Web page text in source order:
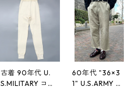
円寺 ビンテー
古着 90年代 U.
S.MILITARY コ
60年代 "36×3
1" U.S.ARMY ア